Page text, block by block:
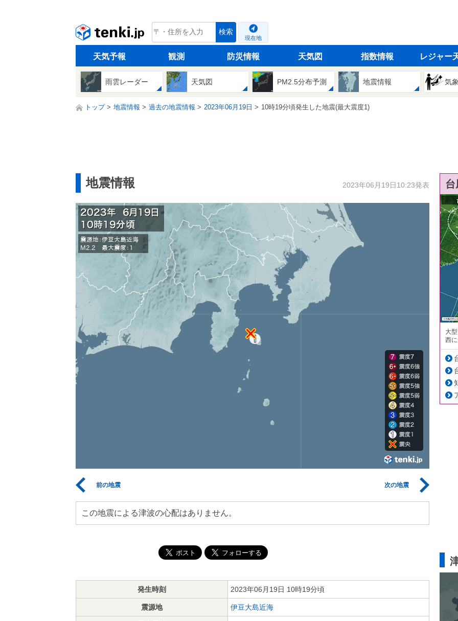
tenki.jp 検索
現在地
天気予報 観測 防災情報 天気図 指数情報 レジャー
雨雲レーダー 天気図 PM2.5分布予測 地震情報 気
トップ 地震情報 過去の地震情報 2023年06月19日 10時19分頃発生した地震(最大震度1)
地震情報 2023年06月19日10:23発表
前の地震 次の地震
この地震による津波の心配はありません。
発生時刻 2023年06月19日 10時19分頃
震源地 伊豆大島近海
大
西